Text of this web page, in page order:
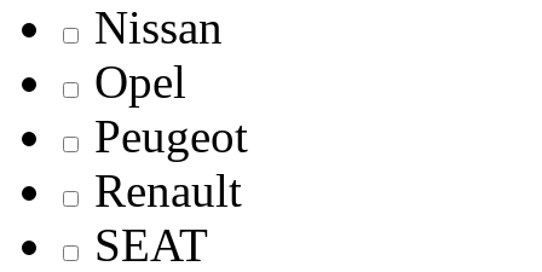
Nissan
Opel
Peugeot
Renault
SEAT